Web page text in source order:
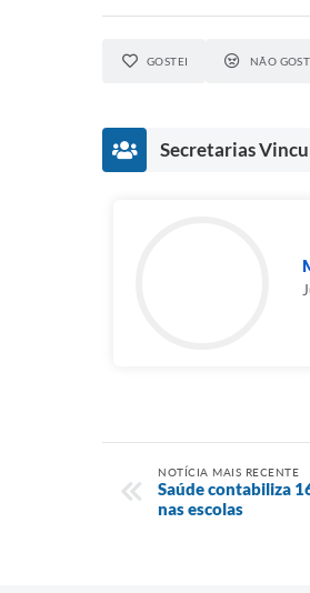
GOSTEI NÃO
Secretarias
NOTÍCIA MAIS RECENTE
Saúde contabiliza
nas escolas